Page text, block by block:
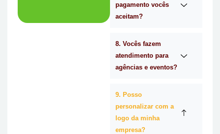
pagamento vocês
aceitam?
8. Vocês fazem
atendimento para
agências e eventos?
9. Posso
personalizar com a
logo da minha
empresa?